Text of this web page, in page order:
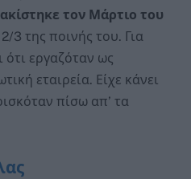
τον Μάρτιο του
3 της ποινής του. Για
ότι εργαζόταν ως
εταιρεία. Είχε κάνει
πίσω απ’ τα